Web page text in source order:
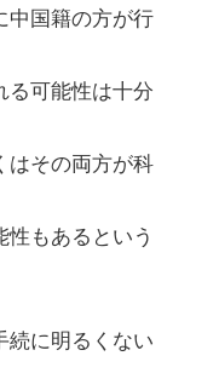
中国籍の方が行
る可能性は十分
はその両方が科
もあるという
続に明るくない